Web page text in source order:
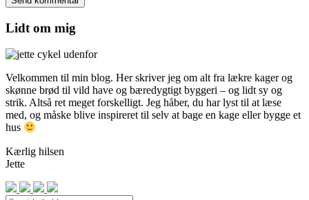
Lidt om mig
Velkommen til min blog. Her skriver jeg om alt fra lækre kager og
skønne brød til vild have og bæredygtigt byggeri – og lidt sy og
strik. Altså ret meget forskelligt. Jeg håber, du har lyst til at læse
med, og måske blive inspireret til selv at bage en kage eller bygge et
hus
Kærlig hilsen
Jette